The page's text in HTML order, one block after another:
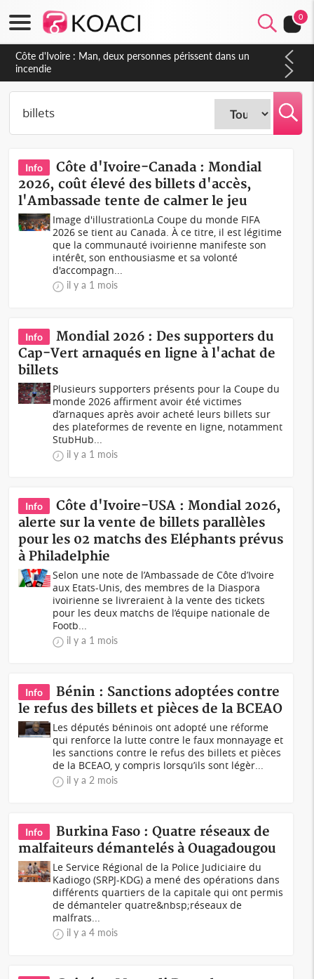
0
Côte d'Ivoire : Séileu, la célébration de la fête nationale
transformée en vaste campagne contre les produits
dépigmentants dangereux
Info
Côte d'Ivoire-Canada : Mondial
2026, coût élevé des billets d'accès,
l'Ambassade tente de calmer le jeu
Image d'illustrationLa Coupe du monde FIFA
2026 se tient au Canada. À ce titre, il est légitime
que la communauté ivoirienne manifeste son
intérêt, son enthousiasme et sa volonté
d'accompagn...
il y a 1 mois
Info
Mondial 2026 : Des supporters du
Cap-Vert arnaqués en ligne à l'achat de
billets
Plusieurs supporters présents pour la Coupe du
monde 2026 affirment avoir été victimes
d’arnaques après avoir acheté leurs billets sur
des plateformes de revente en ligne, notamment
StubHub...
il y a 1 mois
Info
Côte d'Ivoire-USA : Mondial 2026,
alerte sur la vente de billets parallèles
pour les 02 matchs des Eléphants prévus
à Philadelphie
Selon une note de l’Ambassade de Côte d’Ivoire
aux Etats-Unis, des membres de la Diaspora
ivoirienne se livreraient à la vente des tickets
pour les deux matchs de l’équipe nationale de
Footb...
il y a 1 mois
Info
Bénin : Sanctions adoptées contre
le refus des billets et pièces de la BCEAO
Les députés béninois ont adopté une réforme
qui renforce la lutte contre le faux monnayage et
les sanctions contre le refus des billets et pièces
de la BCEAO, y compris lorsqu’ils sont légèr...
il y a 2 mois
Info
Burkina Faso : Quatre réseaux de
malfaiteurs démantelés à Ouagadougou
Le Service Régional de la Police Judiciaire du
Kadiogo (SRPJ-KDG) a mené des opérations dans
différents quartiers de la capitale qui ont permis
de démanteler quatre&nbsp;réseaux de
malfrats...
il y a 4 mois